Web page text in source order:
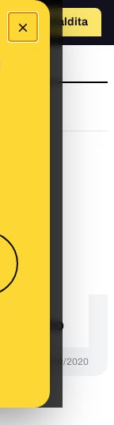
×
Hazte Maldita
un timo
23/09/2020